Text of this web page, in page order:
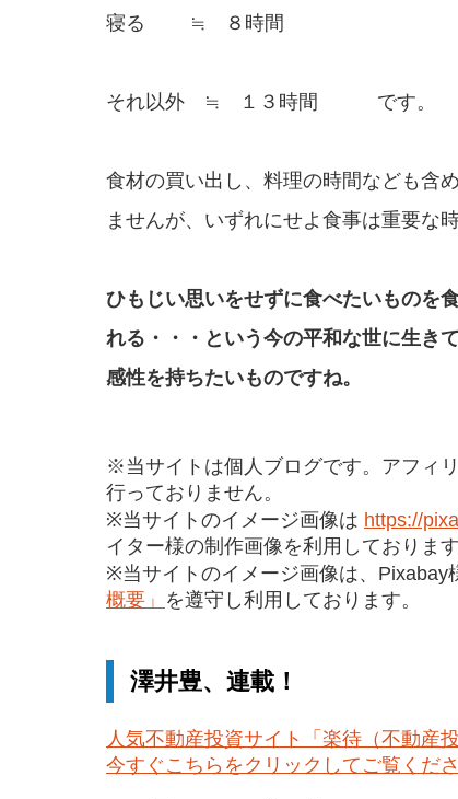
寝る ≒ ８時間
それ以外 ≒ １３時間 です。
食材の買い出し、料理の時間なども含
ませんが、いずれにせよ食事は重要な時
ひもじい思いをせずに食べたいものを
れる・・・と いう今の平和な世に生き
感性を持ちたいものですね。
※当サイトは個人ブログです。アフィ
行っておりません。
※当サイトのイメージ画像は https://
イター様の制作画像を利用しております
※当サイトのイメージ画像は、Pixabay
概要」 を遵守し利用しております。
澤井豊、連載！
人気不動産投資サイト「楽待（不動産
今すぐこちらをクリックしてご覧くださ